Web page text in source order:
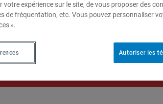
de l’Observatoire de l’Eurasie
Diplomatie, spécial Russie, juillet-
votre expérience sur le site, de vous proposer des
de fréquentation, etc. Vous pouvez personnaliser
».
Autoriser les